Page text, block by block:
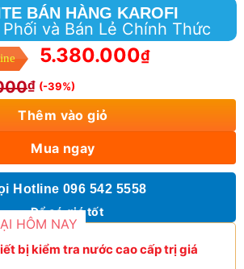
BÁN HÀNG KAROFI
và Bán Lẻ Chính Thức
5.380.000₫
₫ (-39%)
Thêm vào giỏ
Mua ngay
Hotline 096 542 5558
Để có giá tốt
HÔM NAY
bị kiểm tra nước cao cấp trị giá